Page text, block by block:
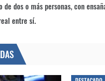
de dos o más personas, con
entre sí.